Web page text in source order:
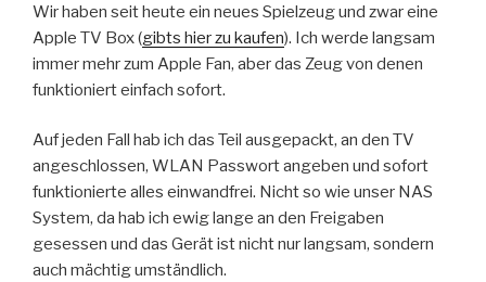
Wir haben seit heute ein neues Spielzeug und zwar eine
Apple TV Box (gibts hier zu kaufen). Ich werde langsam
immer mehr zum Apple Fan, aber das Zeug von denen
funktioniert einfach sofort.
Auf jeden Fall hab ich das Teil ausgepackt, an den TV
angeschlossen, WLAN Passwort angeben und sofort
funktionierte alles einwandfrei. Nicht so wie unser NAS
System, da hab ich ewig lange an den Freigaben
gesessen und das Gerät ist nicht nur langsam, sondern
auch mächtig umständlich.